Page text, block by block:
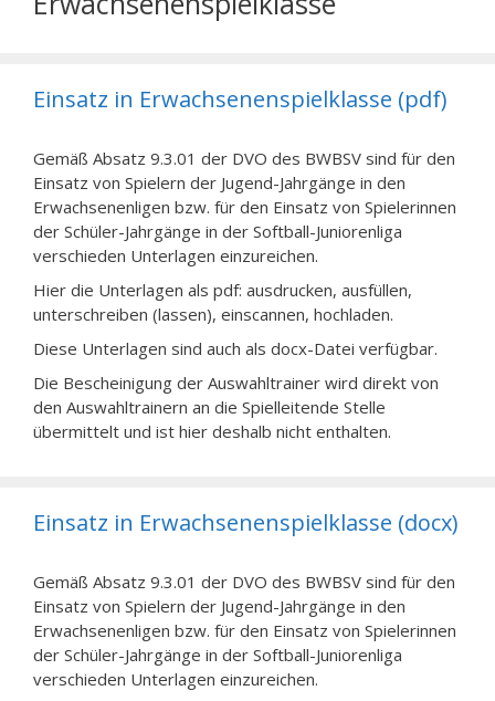
Einsatz in Erwachsenenspielklasse (pdf)
Gemäß Absatz 9.3.01 der DVO des BWBSV sind für den
Einsatz von Spielern der Jugend-Jahrgänge in den
Erwachsenenligen bzw. für den Einsatz von Spielerinnen
der Schüler-Jahrgänge in der Softball-Juniorenliga
verschieden Unterlagen einzureichen.
Hier die Unterlagen als pdf: ausdrucken, ausfüllen,
unterschreiben (lassen), einscannen, hochladen.
Diese Unterlagen sind auch als docx-Datei verfügbar.
Die Bescheinigung der Auswahltrainer wird direkt von
den Auswahltrainern an die Spielleitende Stelle
übermittelt und ist hier deshalb nicht enthalten.
Einsatz in Erwachsenenspielklasse (docx)
Gemäß Absatz 9.3.01 der DVO des BWBSV sind für den
Einsatz von Spielern der Jugend-Jahrgänge in den
Erwachsenenligen bzw. für den Einsatz von Spielerinnen
der Schüler-Jahrgänge in der Softball-Juniorenliga
verschieden Unterlagen einzureichen.